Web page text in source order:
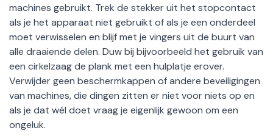
machines gebruikt. Trek de stekker uit het stopcontact
als je het apparaat niet gebruikt of als je een onderdeel
moet verwisselen en blijf met je vingers uit de buurt van
alle draaiende delen. Duw bij bijvoorbeeld het gebruik van
een cirkelzaag de plank met een hulplatje erover.
Verwijder geen beschermkappen of andere beveiligingen
van machines, die dingen zitten er niet voor niets op en
als je dat wél doet vraag je eigenlijk gewoon om een
ongeluk.